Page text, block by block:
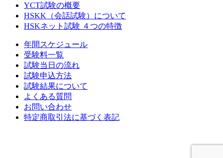
YCT試験の概要
HSKK（会話試験）について
HSKネット試験 ４つの特徴
年間スケジュール
受験料一覧
試験当日の流れ
試験申込方法
試験結果について
よくある質問
お問い合わせ
特定商取引法に基づく表記